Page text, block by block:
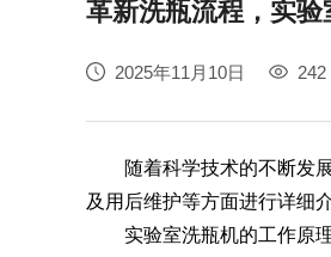
实验室
GMP制药
实验动物
医疗
自动化
革新洗瓶流程，实
2025年11月10日 242
随着科学技术的不断发展
及用后维护等方面进行详细介
实验室洗瓶机的工作原理